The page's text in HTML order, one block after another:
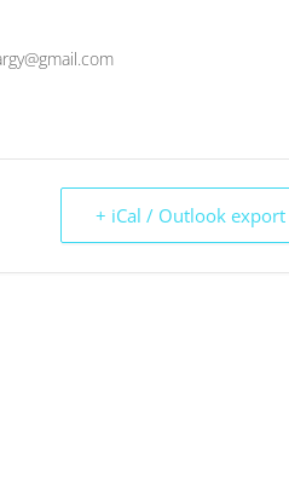
+ iCal / Outlook export